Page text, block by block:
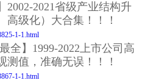
2002-2021省级产业结构升
高级化）大合集！！！
1-1.html
全】1999-2022上市公司高
测值，准确无误！！！
1-1.html